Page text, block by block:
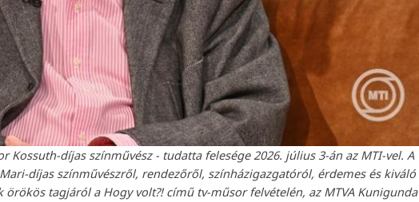
Kossuth-díjas színművész - tudatta felesége 2026. július 3-án az MTI-vel. A
díjas színművészről, rendezőről, színházigazgatóról, érdemes és kiváló
tagjáról a Hogy volt?! című tv-műsor felvételén, az MTVA Kunigunda